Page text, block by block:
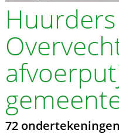
72 ondertekeningen